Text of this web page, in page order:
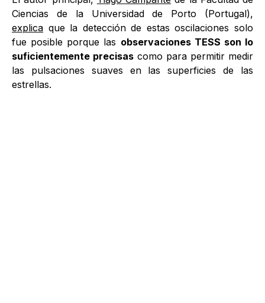
Ciencias de la Universidad de Porto (Portugal),
explica que la detección de estas oscilaciones solo
fue posible porque las observaciones TESS son lo
suficientemente precisas como para permitir medir
las pulsaciones suaves en las superficies de las
estrellas.